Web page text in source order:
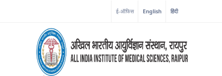
ई-ऑफिस English हिंदी